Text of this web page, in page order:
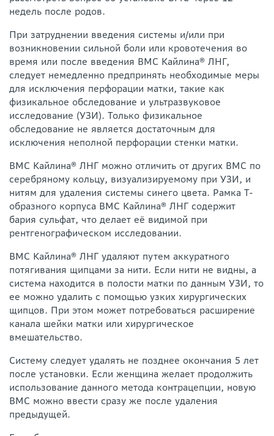
недель после родов.
При затруднении введения системы и/или при
возникновении сильной боли или кровотечения во
время или после введения ВМС Кайлина® ЛНГ,
следует немедленно предпринять необходимые меры
для исключения перфорации матки, такие как
физикальное обследование и ультразвуковое
исследование (УЗИ). Только физикальное
обследование не является достаточным для
исключения неполной перфорации стенки матки.
ВМС Кайлина® ЛНГ можно отличить от других ВМС по
серебряному кольцу, визуализируемому при УЗИ, и
нитям для удаления системы синего цвета. Рамка Т-
образного корпуса ВМС Кайлина® ЛНГ содержит
бария сульфат, что делает её видимой при
рентгенографическом исследовании.
ВМС Кайлина® ЛНГ удаляют путем аккуратного
потягивания щипцами за нити. Если нити не видны, а
система находится в полости матки по данным УЗИ, то
ее можно удалить с помощью узких хирургических
щипцов. При этом может потребоваться расширение
канала шейки матки или хирургическое
вмешательство.
Систему следует удалять не позднее окончания 5 лет
после установки. Если женщина желает продолжить
использование данного метода контрацепции, новую
ВМС можно ввести сразу же после удаления
предыдущей.